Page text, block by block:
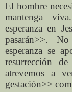
El hombre
mantenga
esperanza en
pasarán>>.
esperanza se
resurrección
atrevemos a
gestación>>